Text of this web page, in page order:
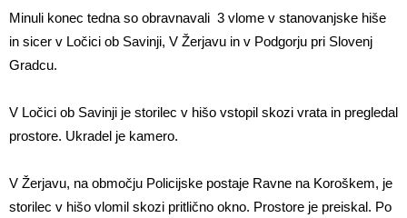
Minuli konec tedna so obravnavali 3 vlome v stanovanjske hiše
in sicer v Ločici ob Savinji, V Žerjavu in v Podgorju pri Slovenj
Gradcu.
V Ločici ob Savinji je storilec v hišo vstopil skozi vrata in pregledal
prostore. Ukradel je kamero.
V Žerjavu, na območju Policijske postaje Ravne na Koroškem, je
storilec v hišo vlomil skozi pritlično okno. Prostore je preiskal. Po